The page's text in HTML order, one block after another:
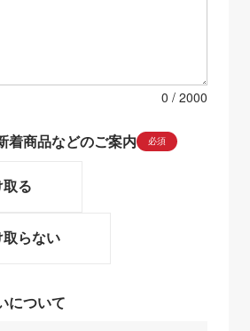
0
着商品などのご案内 必須
る
らない
について